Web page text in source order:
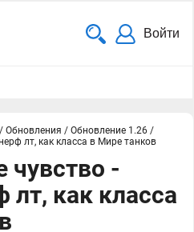
Войти
/ Обновления / Обновление 1.26 /
лт, как класса в Мире танков
чувство -
как класса